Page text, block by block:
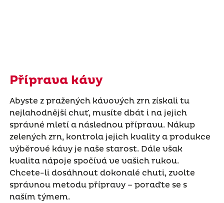
Příprava kávy
Abyste z pražených kávových zrn získali tu
nejlahodnější chuť, musíte dbát i na jejich
správné mletí a následnou přípravu. Nákup
zelených zrn, kontrola jejich kvality a produkce
výběrové kávy je naše starost. Dále však
kvalita nápoje spočívá ve vašich rukou.
Chcete-li dosáhnout dokonalé chuti, zvolte
správnou metodu přípravy – poraďte se s
naším týmem.